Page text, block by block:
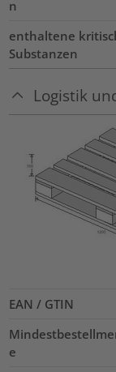
n
enthaltene
Substanzen
Logistik
EAN / GTIN
e